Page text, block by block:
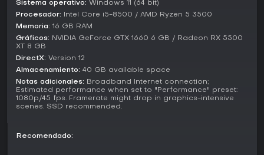
enfrentando amenazas desconocidas. Este telón de fondo
sci-fi respalda las mecánicas del juego, con el entorno
influyendo en las oportunidades de exploración y hacking.
¿Merece la pena?
PRAGMATA genera expectación gracias a previews
prácticas positivas y la demo Sketchbook. Las primeras
impresiones elogian la fusión de combate, puzles y hacking,
viéndolo como un enfoque fresco en los títulos de acción y
basados en feedback demuestran la receptividad de
Sistema operativo: Windows 11 (64 bit)
Procesador: Intel Core i5-8500 / AMD Ryzen 5 3500
Memoria: 16 GB RAM
Gráficos: NVIDIA GeForce GTX 1660 6 GB / Radeon RX 5500
XT 8 GB
DirectX: Version 12
Almacenamiento: 40 GB available space
Notas adicionales: Broadband Internet connection;
Estimated performance when set to "Performance" preset:
1080p/45 fps. Framerate might drop in graphics-intensive
scenes. SSD recommended.
Recomendado: